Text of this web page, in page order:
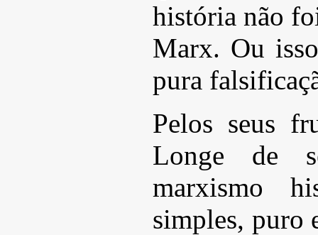
história não
Marx. Ou
pura
Pelos seus
Longe de
marxismo
simples, puro